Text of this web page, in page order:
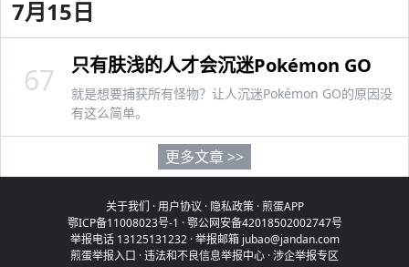
7月15日
只有肤浅的人才会沉迷Pokémon GO
就是想要捕获所有怪物？让人沉迷Pokémon GO的原因没
有这么简单。
67
更多文章 >>
关于我们 ·用户协议 · 隐私政策·煎蛋APP
鄂ICP备11008023号-1 ·鄂公网安备42018502002747号
举报电话 13125131232 · 举报邮箱 jubao@jandan.com
煎蛋举报入口 ·违法和不良信息举报中心 ·涉企举报专区